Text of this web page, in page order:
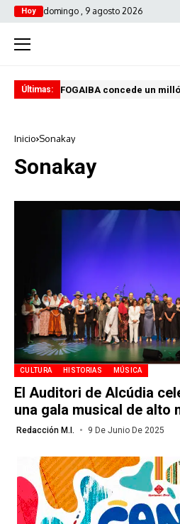
Hoy domingo , 9 agosto 2026
Últimas: FOGAIBA concede un
Inicio Sonakay
Sonakay
CULTURA HISTORIAS MÚSICA
El Auditori de Alcúdia
una gala musical de alto
Redacción M.I. 9 De Junio De 2025